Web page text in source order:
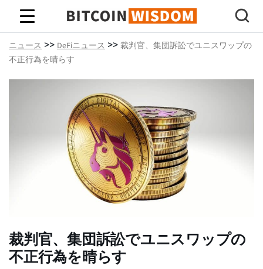
ビットコインの知恵
ニュース >> DeFiニュース >> 裁判官、集団訴訟でユニスワップの
不正行為を晴らす
裁判官、集団訴訟でユニスワップの
不正行為を晴らす